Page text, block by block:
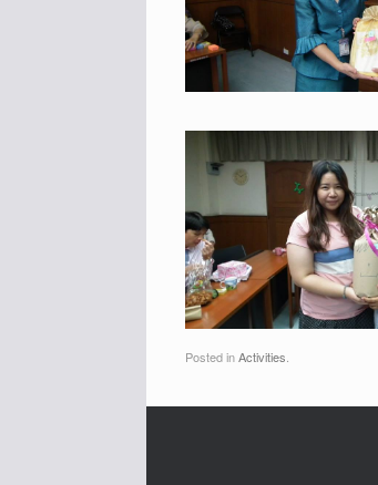
Posted inActivities.